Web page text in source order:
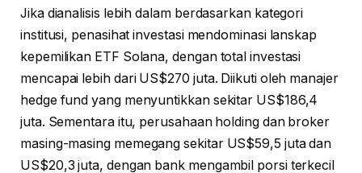
Jika dianalisis lebih dalam berdasarkan kategori
institusi, penasihat investasi mendominasi lanskap
kepemilikan ETF Solana, dengan total investasi
mencapai lebih dari US$270 juta. Diikuti oleh manajer
hedge fund yang menyuntikkan sekitar US$186,4
juta. Sementara itu, perusahaan holding dan broker
masing-masing memegang sekitar US$59,5 juta dan
US$20,3 juta, dengan bank mengambil porsi terkecil